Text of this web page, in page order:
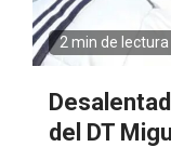
2 min de lectura
del DT